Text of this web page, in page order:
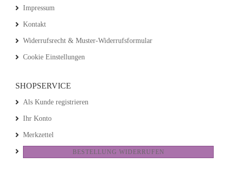
Impressum
Kontakt
Widerrufsrecht & Muster-Widerrufsformular
Cookie Einstellungen
SHOPSERVICE
Als Kunde registrieren
Ihr Konto
Merkzettel
BESTELLUNG WIDERRUFEN